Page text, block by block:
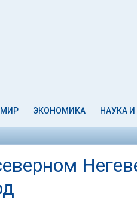
МИР ЭКОНОМИКА НАУКА